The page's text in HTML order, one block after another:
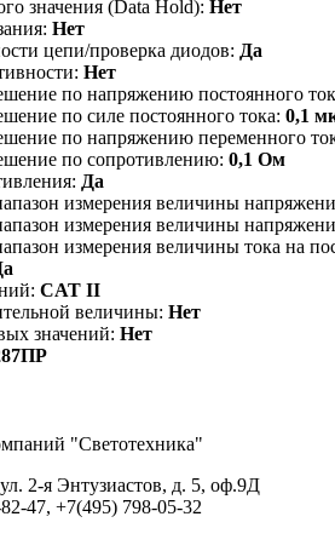
значения (Data Hold): Нет
Нет
цепи/проверка диодов: Да
Нет
по напряжению постоянного
по силе постоянного тока: 0,1
по напряжению переменного
по сопротивлению: 0,1 Ом
Да
измерения величины
измерения величины
измерения величины тока на
CAT II
величины: Нет
значений: Нет
"Светотехника"
ул. 2-я Энтузиастов, д. 5, оф.9Д
47, +7(495) 798-05-32